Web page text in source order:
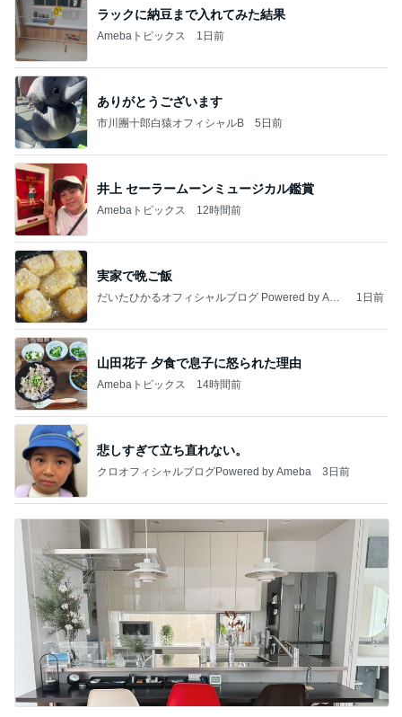
ラックに納豆まで入れてみた結果
Amebaトピックス 1日前
ありがとうございます
市川團十郎白猿オフィシャルB 5日前
井上 セーラームーンミュージカル鑑賞
Amebaトピックス 12時間前
実家で晩ご飯
だいたひかるオフィシャルブログ Powered by Ame
1日前
山田花子 夕食で息子に怒られた理由
Amebaトピックス 14時間前
悲しすぎて立ち直れない。
クロオフィシャルブログPowered by Ameba 3日前